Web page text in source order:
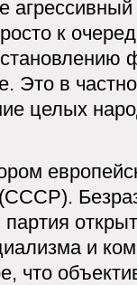
к
Это в
целых
и
что